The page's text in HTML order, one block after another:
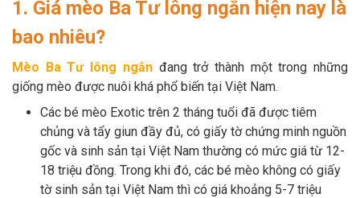
Thông tin về mèo
CHÍNH SÁCH
Chính sách mua hàng Chính sách vận chuyển
Chính sách bảo hành Chính sách bảo mật
Chính sách đổi trả
1. Giá mèo Ba Tư lông ngắn hiện nay là
bao nhiêu?
Mèo Ba Tư lông ngắnđang trở thành một trong những
giống mèo được nuôi khá phổ biến tại Việt Nam.
Các bé mèo Exotic trên 2 tháng tuổi đã được tiêm
chủng và tẩy giun đầy đủ, có giấy tờ chứng minh nguồn
gốc và sinh sản tại Việt Nam thường có mức giá từ 12-
18 triệu đồng. Trong khi đó, các bé mèo không có giấy
tờ sinh sản tại Việt Nam thì có giá khoảng 5-7 triệu